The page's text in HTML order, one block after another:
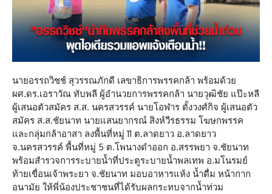
นายอรรถวิชช์ สุวรรณภักดี เลขาธิการพรรคกล้า พร้อมด้วย
ผศ.ดร.เอราวัณ ทับพลี ผู้อำนวยการพรรคกล้า นายวุฒิชัย แป๊ะหลี
ผู้เสนอตัวสมัคร ส.ส. นครสวรรค์ นายโอฬาร ตั้งวงศ์กิจ ผู้เสนอตัว
สมัคร ส.ส.ชัยนาท นายแสนยากรณ์ สิงห์วีรธรรม โฆษกพรรค
และกลุ่มกล้าอาสา ลงพื้นที่หมู่ 11 ต.ลาดยาว อ.ลาดยาว
จ.นครสวรรค์ พื้นที่หมู่ 5 ต.โพนางดำออก อ.สรรพยา จ.ชัยนาท
พร้อมสำรวจการระบายน้ำที่ประตูระบายน้ำพลเทพ อ.มโนรมย์
ท้ายเขื่อนเจ้าพระยา จ.ชัยนาท มอบอาหารแห้ง น้ำดื่ม หน้ากาก
อนามัย ให้พี่น้องประชาชนที่ได้รับผลกระทบจากน้ำท่วม